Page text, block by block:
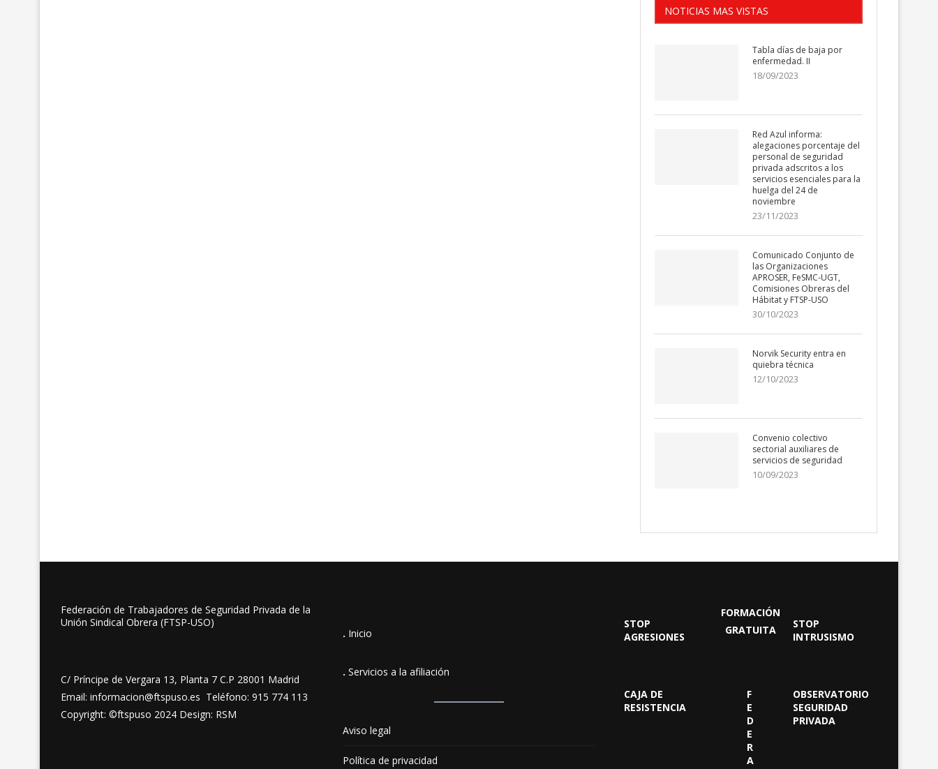
NOTICIAS MAS VISTAS
Tabla días de baja por
enfermedad. II
18/09/2023
Red Azul informa:
alegaciones porcentaje del
personal de seguridad
privada adscritos a los
servicios esenciales para la
huelga del 24 de
noviembre
23/11/2023
Comunicado Conjunto de
las Organizaciones
APROSER, FeSMC-UGT,
Comisiones Obreras del
Hábitat y FTSP-USO
30/10/2023
Norvik Security entra en
quiebra técnica
12/10/2023
Convenio colectivo
sectorial auxiliares de
servicios de seguridad
10/09/2023
Federación de Trabajadores de Seguridad Privada de la
Unión Sindical Obrera (FTSP-USO)
C/ Príncipe de Vergara 13, Planta 7 C.P 28001 Madrid
Email: informacion@ftspuso.es Teléfono: 915 774 113
Copyright: ©ftspuso 2024 Design: RSM
. Inicio
. Servicios a la afiliación
Aviso legal
Política de privacidad
STOP
AGRESIONES
FORMACIÓN
GRATUITA
STOP
INTRUSISMO
CAJA DE
RESISTENCIA
F
E
D
E
R
A
OBSERVATORIO
SEGURIDAD
PRIVADA